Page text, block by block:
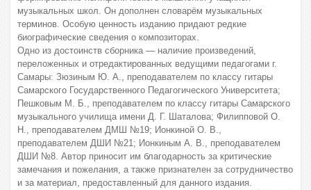
музыкальных школ. Он дополнен словарём музыкальных
терминов. Особую ценность изданию придают редкие
биографические сведения о композиторах.
Одно из достоинств сборника — наличие произведений,
переложенных и отредактированных ведущими педагогами г.
Самары: Зюзиным Ю. А., преподавателем по классу гитары
Самарского Государственного Педагогического Университета;
Пешковым М. Б., преподавателем по классу гитары Самарского
музыкального училища имени Д. Г. Шаталова; Филипповой О.
Н., преподавателем ДМШ №19; Ионкиной О. В.,
преподавателем ДШИ №21; Ионкиным А. В., преподавателем
ДШИ №8. Автор приносит им благодарность за критические
замечания и пожелания, а также признателен за сотрудничество
и за материал, предоставленный для данного издания.